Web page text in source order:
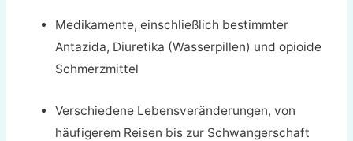
Medikamente, einschließlich bestimmter
Antazida, Diuretika (Wasserpillen) und opioide
Schmerzmittel
Verschiedene Lebensveränderungen, von
häufigerem Reisen bis zur Schwangerschaft